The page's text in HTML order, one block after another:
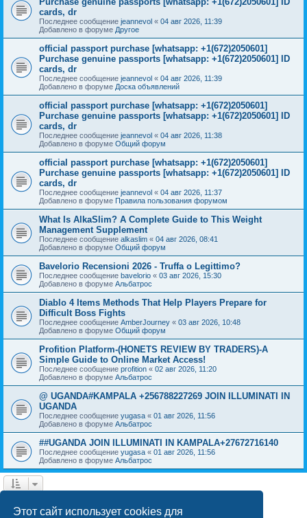
Этот сайт использует cookies для
cards, dr
Последнее сообщение jeannevol « 04 авг 2026, 11:39
Добавлено в форуме Другое
official passport purchase [whatsapp: +1(672)2050601]
Purchase genuine passports [whatsapp: +1(672)2050601] ID
cards, dr
Последнее сообщение jeannevol « 04 авг 2026, 11:39
Добавлено в форуме Доска объявлений
official passport purchase [whatsapp: +1(672)2050601]
Purchase genuine passports [whatsapp: +1(672)2050601] ID
cards, dr
Последнее сообщение jeannevol « 04 авг 2026, 11:38
Добавлено в форуме Общий форум
official passport purchase [whatsapp: +1(672)2050601]
Purchase genuine passports [whatsapp: +1(672)2050601] ID
cards, dr
Последнее сообщение jeannevol « 04 авг 2026, 11:37
Добавлено в форуме Правила пользования форумом
What Is AlkaSlim? A Complete Guide to This Weight
Management Supplement
Последнее сообщение alkaslim « 04 авг 2026, 08:41
Добавлено в форуме Общий форум
Bavelorio Recensioni 2026 - Truffa o Legittimo?
Последнее сообщение bavelorio « 03 авг 2026, 15:30
Добавлено в форуме Альбатрос
Diablo 4 Items Methods That Help Players Prepare for
Difficult Boss Fights
Последнее сообщение AmberJourney « 03 авг 2026, 10:48
Добавлено в форуме Общий форум
Profition Platform-(HONETS REVIEW BY TRADERS)-A
Simple Guide to Online Market Access!
Последнее сообщение profition « 02 авг 2026, 11:20
Добавлено в форуме Альбатрос
@ UGANDA#KAMPALA +256788227269 JOIN ILLUMINATI IN
UGANDA
Последнее сообщение yugasa « 01 авг 2026, 11:56
Добавлено в форуме Альбатрос
##UGANDA JOIN ILLUMINATI IN KAMPALA+27672716140
Последнее сообщение yugasa « 01 авг 2026, 11:56
Добавлено в форуме Альбатрос